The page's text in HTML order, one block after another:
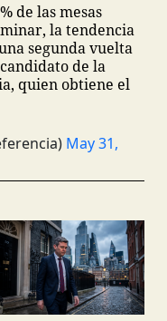
de las mesas
la tendencia
segunda vuelta
de la
quien obtiene el